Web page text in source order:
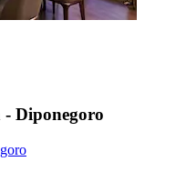
Diponegoro